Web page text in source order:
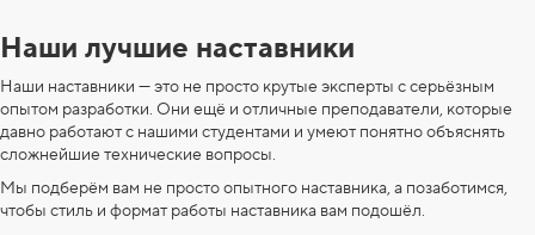
Наши лучшие наставники
Наши наставники — это не просто крутые эксперты с серьёзным
опытом разработки. Они ещё и отличные преподаватели, которые
давно работают с нашими студентами и умеют понятно объяснять
сложнейшие технические вопросы.
Мы подберём вам не просто опытного наставника, а позаботимся,
чтобы стиль и формат работы наставника вам подошёл.